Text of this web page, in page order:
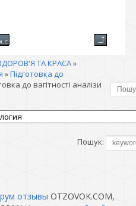
ТА КРАСА»
»Підготовка до
до вагітності аналізи
Пошук:
отзывы OTZOVOK.COM,